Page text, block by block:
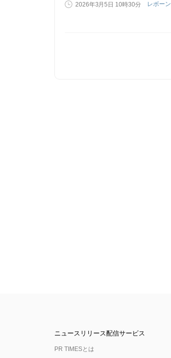
2026年3月5日 10時30分 レボーン
ニュースリリース配信サービス
PR TIMESとは